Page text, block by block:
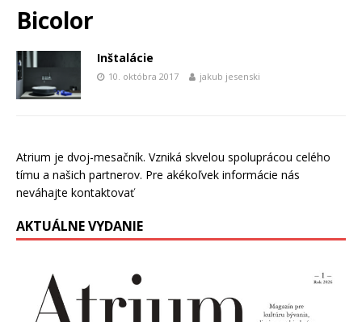
Bicolor
Inštalácie
10. októbra 2017 jakub jesenski
Atrium je dvoj-mesačník. Vzniká skvelou spoluprácou celého
tímu a našich partnerov. Pre akékoľvek informácie nás
neváhajte kontaktovať
AKTUÁLNE VYDANIE